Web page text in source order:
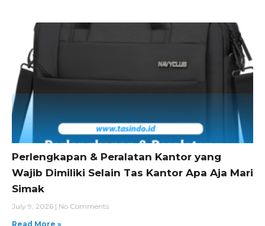
Perlengkapan & Peralatan Kantor yang
Wajib Dimiliki Selain Tas Kantor Apa Aja Mari
Simak
July 9, 2026
No Comments
Read More »